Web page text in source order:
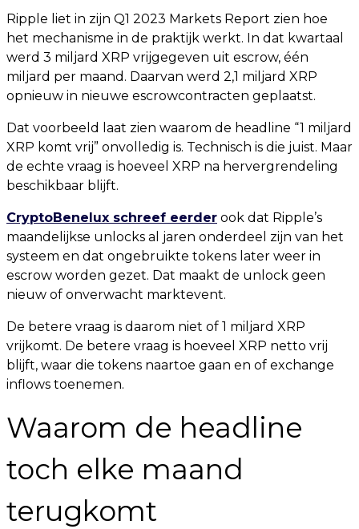
Ripple liet in zijn Q1 2023 Markets Report zien hoe
het mechanisme in de praktijk werkt. In dat kwartaal
werd 3 miljard XRP vrijgegeven uit escrow, één
miljard per maand. Daarvan werd 2,1 miljard XRP
opnieuw in nieuwe escrowcontracten geplaatst.
Dat voorbeeld laat zien waarom de headline “1 miljard
XRP komt vrij” onvolledig is. Technisch is die juist. Maar
de echte vraag is hoeveel XRP na hervergrendeling
beschikbaar blijft.
CryptoBenelux schreef eerder ook dat Ripple’s
maandelijkse unlocks al jaren onderdeel zijn van het
systeem en dat ongebruikte tokens later weer in
escrow worden gezet. Dat maakt de unlock geen
nieuw of onverwacht marktevent.
De betere vraag is daarom niet of 1 miljard XRP
vrijkomt. De betere vraag is hoeveel XRP netto vrij
blijft, waar die tokens naartoe gaan en of exchange
inflows toenemen.
Waarom de headline
toch elke maand
terugkomt